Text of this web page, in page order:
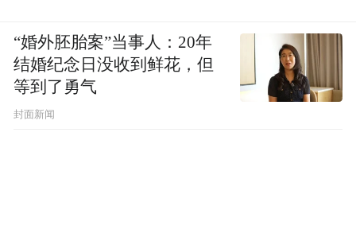
“婚外胚胎案”当事人：20年
结婚纪念日没收到鲜花，但
等到了勇气
封面新闻